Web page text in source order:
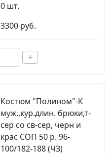
0 шт.
3300 руб.
+
Костюм "Полином"-К
муж.,кур.длин. брюки,т-
сер со св-сер, черн и
крас СОП 50 р. 96-
100/182-188 (ЧЗ)